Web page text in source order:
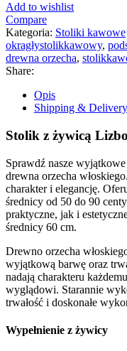
Add to wishlist
Compare
Kategoria: Stoliki kawowe
okragłystolikkawowy,
drewna orzecha,
Share:
Opis
Shipping & Delivery
Stolik z żywicą
Sprawdź nasze
drewna orzecha
charakter i elegancję.
średnicy od 50 do 90
praktyczne, jak i
średnicy 60 cm.
Drewno orzecha
wyjątkową barwę oraz
nadają charakteru
wyglądowi. Starannie
trwałość i doskonałe
Wypełnienie z żywicy